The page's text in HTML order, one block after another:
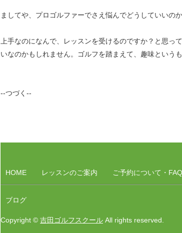
ましてや、プロゴルファーでさえ悩んでどうしていいの
上手なのになんで、レッスンを受けるのですか？と思っ
いなのかもしれません。ゴルフを踏まえて、趣味という
--つづく--
HOME レッスンのご案内 ご予約について・FAQ
ブログ
Copyright © 吉田ゴルフスクール All rights reserved.